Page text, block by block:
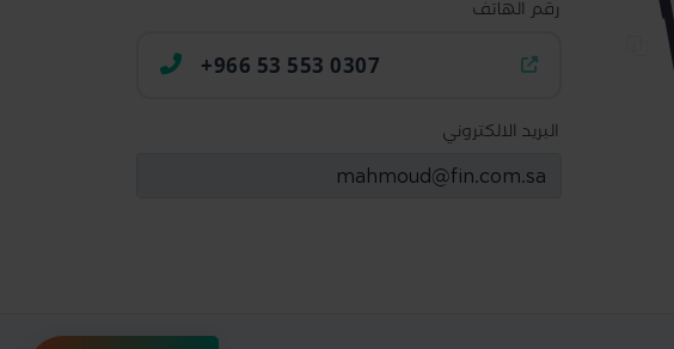
رقم الهاتف
+966 53 553 0307
البريد الالكتروني